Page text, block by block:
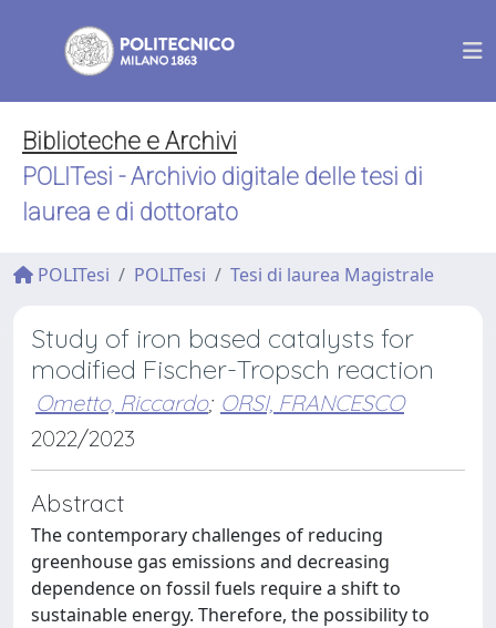
Biblioteche e Archivi
POLITesi - Archivio digitale delle tesi di
laurea e di dottorato
POLITesi POLITesi Tesi di laurea Magistrale
Study of iron based catalysts for
modified Fischer-Tropsch reaction
Ometto, Riccardo; ORSI, FRANCESCO
2022/2023
Abstract
The contemporary challenges of reducing
greenhouse gas emissions and decreasing
dependence on fossil fuels require a shift to
sustainable energy. Therefore, the possibility to